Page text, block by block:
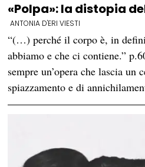
«Polpa»: la distopia
ANTONIA D'ERI VIESTI
“(…) perché il corpo è, in
abbiamo e che ci contiene.”
sempre un’opera che lascia un
spiazzamento e di